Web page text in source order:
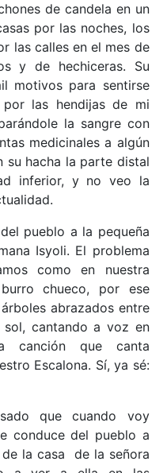
de candela en un
por las noches, los
las calles en el mes de
y de hechiceras. Su
motivos para sentirse
las hendijas de mi
la sangre con
medicinales a algún
su hacha la parte distal
inferior, y no veo la
pueblo a la pequeña
Isyoli. El problema
como en nuestra
chueco, por ese
abrazados entre
cantando a voz en
canción que canta
Escalona. Sí, ya sé:
que cuando voy
conduce del pueblo a
la casa de la señora